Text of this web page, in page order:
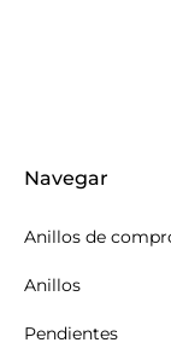
perfecta
y
Navegar
Anillos de
Anillos
Pendientes